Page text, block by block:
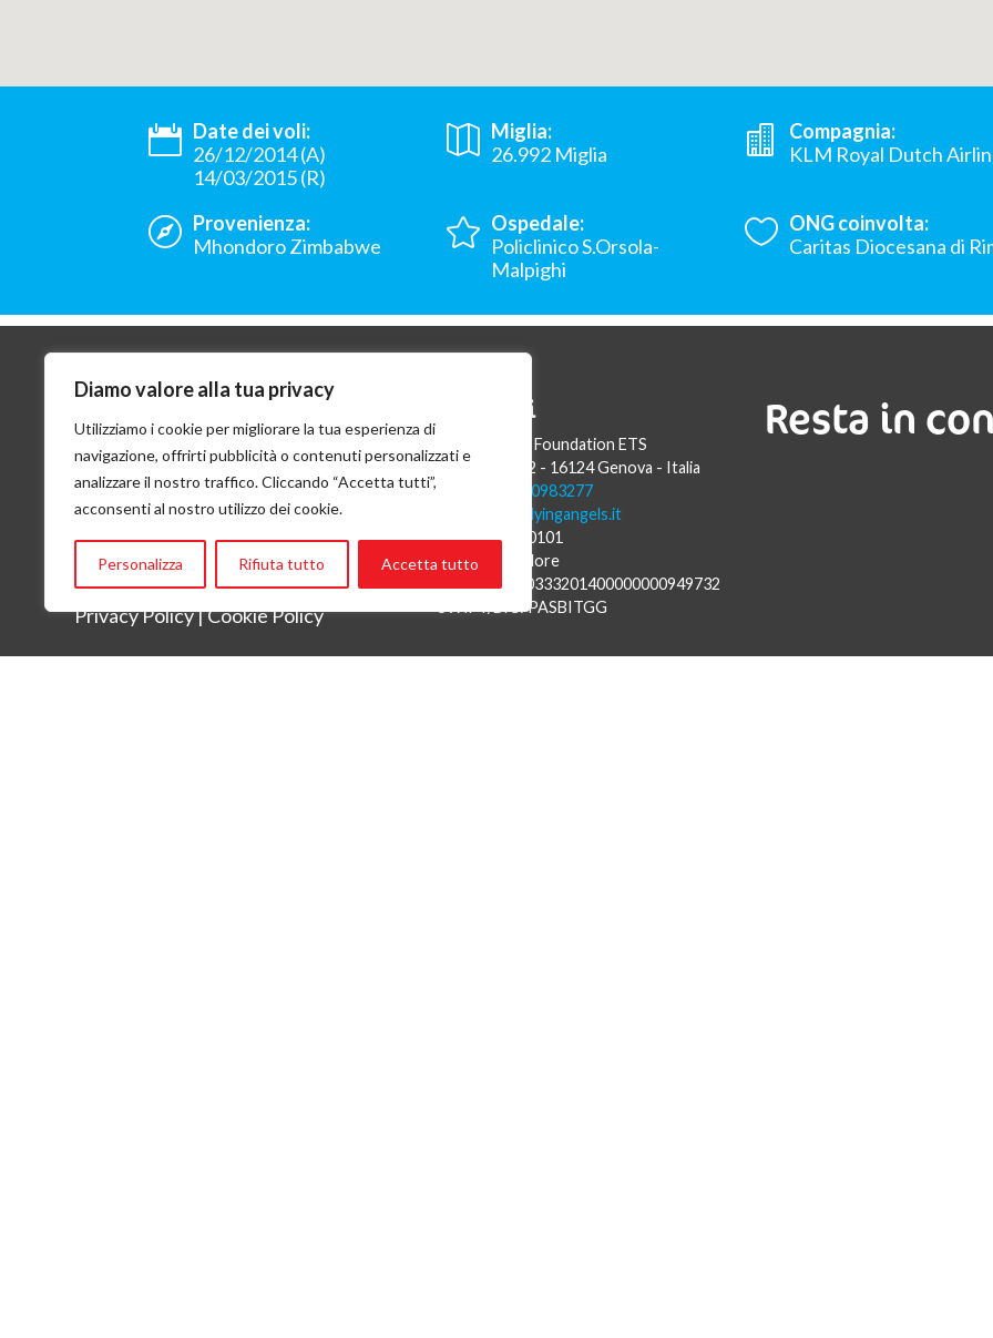
Diamo valore alla tua privacy
Utilizziamo i cookie per migliorare la tua esperienza di
navigazione, offrirti pubblicità o contenuti personalizzati e
analizzare il nostro traffico. Cliccando “Accetta tutti”,
acconsenti al nostro utilizzo dei cookie.
Personalizza Rifiuta tutto Accetta tutto
Date dei voli:
26/12/2014 (A)
14/03/2015 (R)
Miglia:
26.992 Miglia
Compagnia:
KLM Royal Dutch
Provenienza:
Mhondoro Zimbabwe
Ospedale:
Policlinico S.Orsola-
Malpighi
ONG coinvolta:
Caritas Diocesana di
VOLO, VIAGGIO, VITA
Angels
Privacy Policy|Cookie Policy
Contatti
Flying Angels Foundation ETS
Via San Luca 2 - 16124 Genova - Italia
+ 39 010 0983277
info@flyingangels.it
CF: 95157820101
Banca Passadore
IBAN: IT73L0333201400000000949732
SWIFT/BIC: PASBITGG
Resta in